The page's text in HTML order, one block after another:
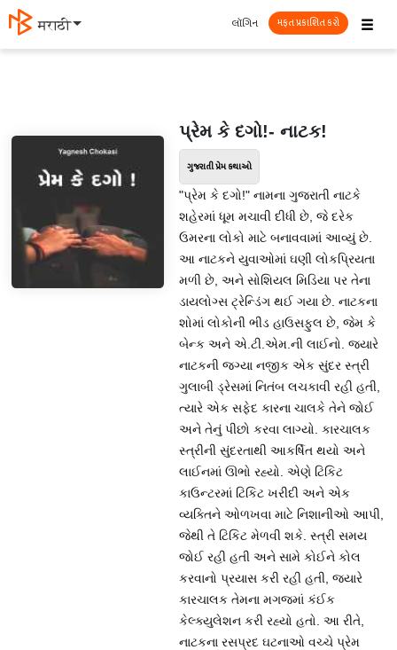
मराठी ☰
લૉગિન મફત પ્રકાશિત કરો
પ્રેમ કે દગો!- નાટક!
ગુજરાતી પ્રેમ કથાઓ
"પ્રેમ કે દગો!" નામના ગુજરાતી નાટકે
શહેરમાં ધૂમ મચાવી દીધી છે, જે દરેક
ઉમરના લોકો માટે બનાવવામાં આવ્યું છે.
આ નાટકને યુવાઓમાં ઘણી લોકપ્રિયતા
મળી છે, અને સોશિયલ મિડિયા પર તેના
ડાયલોગ્સ ટ્રેન્ડિંગ થઈ ગયા છે. નાટકના
શોમાં લોકોની ભીડ હાઉસફુલ છે, જેમ કે
બેન્ક અને એ.ટી.એમ.ની લાઈનો. જ્યારે
નાટકની જગ્યા નજીક એક સુંદર સ્ત્રી
ગુલાબી ડ્રેસમાં નિતંબ લચકાવી રહી હતી,
ત્યારે એક સફેદ કારના ચાલકે તેને જોઈ
અને તેનું પીછો કરવા લાગ્યો. કારચાલક
સ્ત્રીની સુંદરતાથી આકર્ષિત થયો અને
લાઈનમાં ઊભો રહ્યો. એણે ટિકિટ
કાઉન્ટરમાં ટિકિટ ખરીદી અને એક
વ્યક્તિને ઓળખવા માટે નિશાનીઓ આપી,
જેથી તે ટિકિટ મેળવી શકે. સ્ત્રી સમય
જોઈ રહી હતી અને સામે કોઈને કોલ
કરવાનો પ્રયાસ કરી રહી હતી, જ્યારે
કારચાલક તેમના મગજમાં કંઈક
કેલ્ક્યુલેશન કરી રહ્યો હતો. આ રીતે,
નાટકના રસપ્રદ ઘટનાઓ વચ્ચે પ્રેમ